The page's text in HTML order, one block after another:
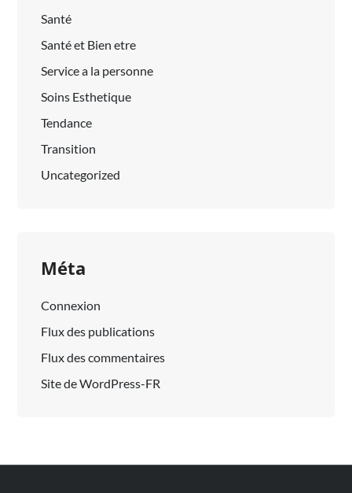
Santé
Santé et Bien etre
Service a la personne
Soins Esthetique
Tendance
Transition
Uncategorized
Méta
Connexion
Flux des publications
Flux des commentaires
Site de WordPress-FR